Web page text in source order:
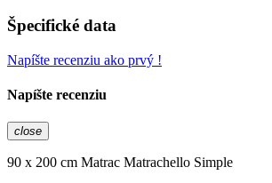
Špecifické data
Napíšte recenziu ako prvý !
Napíšte recenziu
close
90 x 200 cm Matrac Matrachello Simple